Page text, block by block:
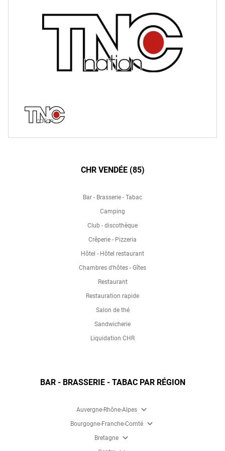
CHR VENDÉE (85)
Bar - Brasserie - Tabac
Camping
Club - discothèque
Crêperie - Pizzeria
Hôtel - Hôtel restaurant
Chambres d'hôtes - Gîtes
Restaurant
Restauration rapide
Salon de thé
Sandwicherie
Liquidation CHR
BAR - BRASSERIE - TABAC PAR RÉGION
Auvergne-Rhône-Alpes expand_more
Bourgogne-Franche-Comté expand_more
Bretagne expand_more